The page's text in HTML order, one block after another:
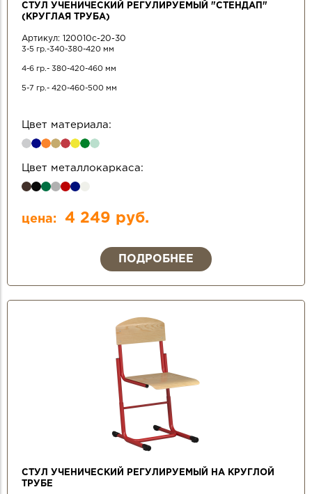
СТУЛ УЧЕНИЧЕСКИЙ РЕГУЛИРУЕМЫЙ "СТЕНДАП"
(КРУГЛАЯ ТРУБА)
Артикул: 120010с-20-30
3-5 гр.-340-380-420 мм
4-6 гр.- 380-420-460 мм
5-7 гр.- 420-460-500 мм
Цвет материала:
Цвет металлокаркаса:
цена: 4 249 руб.
ПОДРОБНЕЕ
СТУЛ УЧЕНИЧЕСКИЙ РЕГУЛИРУЕМЫЙ НА КРУГЛОЙ
ТРУБЕ